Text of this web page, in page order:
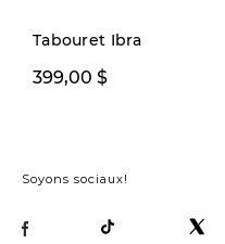
Tabouret Ibra
399,00 $
Soyons sociaux!